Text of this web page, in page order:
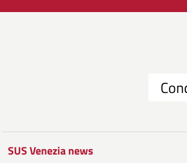
SUS Venezia news